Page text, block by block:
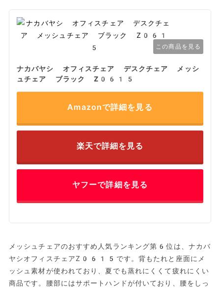
この商品を見る
ナカバヤシ オフィスチェア デスクチェア メッシ
ュチェア ブラック Z0615
Amazonで詳細を見る
楽天で詳細を見る
ヤフーで詳細を見る
メッシュチェアのおすすめ人気ランキング第6位は、ナカバ
ヤシオフィスチェアZ0615です。背もたれと座面にメ
ッシュ素材が使われており、夏でも蒸れにくくて疲れにくい
商品です。腰部にはサポートハンドが付いており、腰をしっ